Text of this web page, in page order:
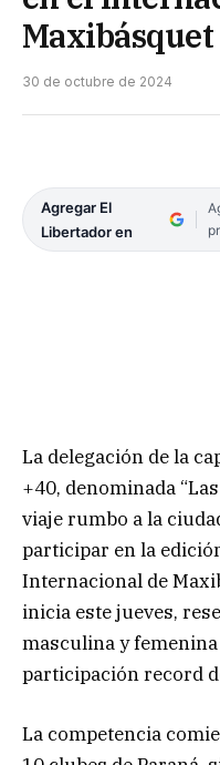
Maxibásquet
30 de octubre de 2024
Agregar El
Libertador en
La delegación de la
+40, denominada
viaje rumbo a la
participar en la
Internacional de
inicia este jueves,
masculina y
participación record
La competencia